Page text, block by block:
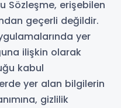
Sözleşme, erişebilen
geçerli değildir.
yer
ilişkin olarak
kabul
yer alan bilgilerin
gizlilik